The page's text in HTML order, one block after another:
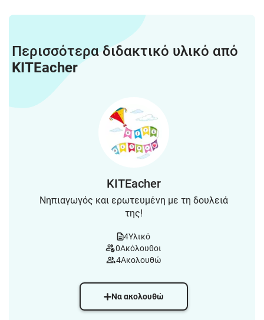
Περισσότερα διδακτικό υλικό από
KITEacher
KITEacher
Νηπιαγωγός και ερωτευμένη με τη δουλειά
της!
4Υλικό
0Ακόλουθοι
4Ακολουθώ
Να ακολουθώ